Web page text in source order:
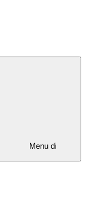
Menu di